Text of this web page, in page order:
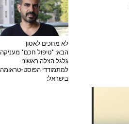
לא מחכים לאסון
הבא: "טיפול חכם" מעניקה
גלגל הצלה ראשוני
למתמודדי הפוסט-טראומה
בישראל: